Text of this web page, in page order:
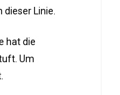
Linie.
hat die
Um